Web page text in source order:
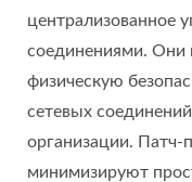
централизованное
соединениями. Они
физическую
сетевых
организации. Патч-
минимизируют